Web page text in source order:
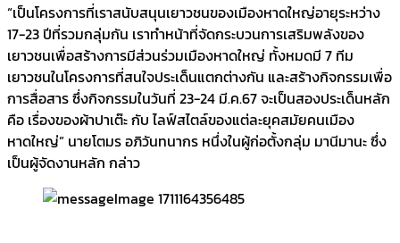
“เป็นโครงการที่เราสนับสนุนเยาวชนของเมืองหาดใหญ่อายุระหว่าง
17-23 ปีที่รวมกลุ่มกัน เราทำหน้าที่จัดกระบวนการเสริมพลังของ
เยาวชนเพื่อสร้างการมีส่วนร่วมเมืองหาดใหญ่ ทั้งหมดมี 7 ทีม
เยาวชนในโครงการที่สนใจประเด็นแตกต่างกัน และสร้างกิจกรรมเพื่อ
การสื่อสาร ซึ่งกิจกรรมในวันที่ 23-24 มี.ค.67 จะเป็นสองประเด็นหลัก
คือ เรื่องของผ้าปาเต๊ะ กับ ไลฟ์สไตล์ของแต่ละยุคสมัยคนเมือง
หาดใหญ่” นายโตมร อภิวันทนากร หนึ่งในผู้ก่อตั้งกลุ่ม มานีมานะ ซึ่ง
เป็นผู้จัดงานหลัก กล่าว